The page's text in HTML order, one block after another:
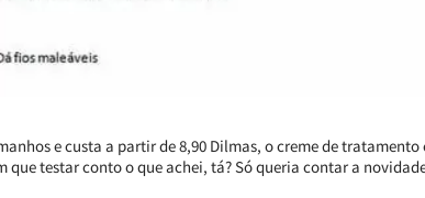
e custa a partir de 8,90 Dilmas, o creme de
que testar conto o que achei, tá? Só queria contar a